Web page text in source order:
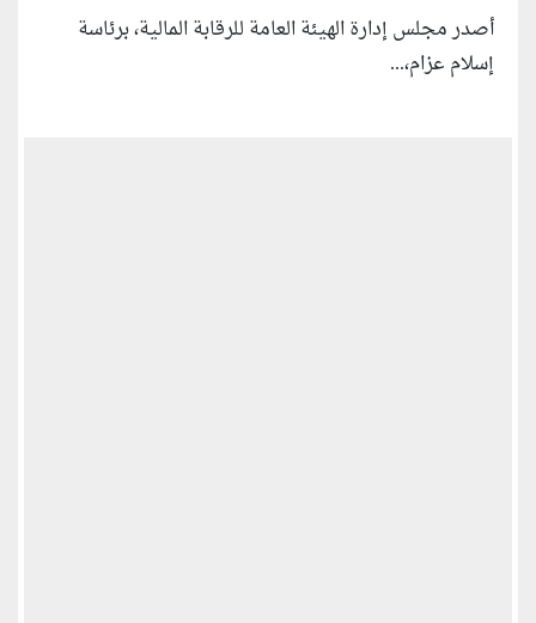
أصدر مجلس إدارة الهيئة العامة للرقابة المالية، برئاسة
إسلام عزام،...